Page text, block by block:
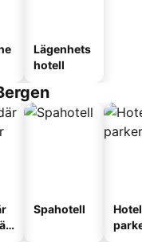
Lägenhets
hotell
Spahotell